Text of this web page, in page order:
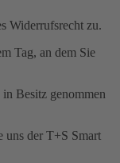
Widerrufsrecht zu.
Tag, an dem Sie
Besitz genommen
uns der T+S Smart